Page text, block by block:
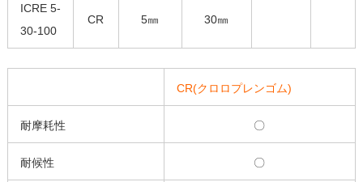
ICRE 5-
30-100
CR 5㎜ 30㎜
CR(クロロプレンゴム)
耐摩耗性 〇
耐候性 〇